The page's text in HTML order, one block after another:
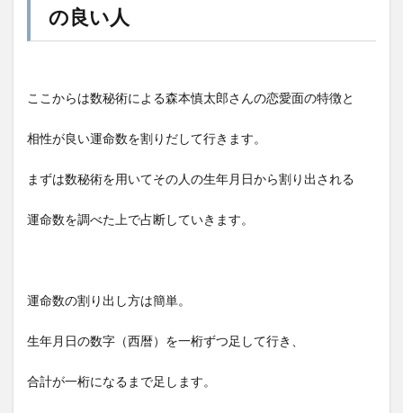
の良い人
ここからは数秘術による森本慎太郎さんの恋愛面の特徴と
相性が良い運命数を割りだして行きます。
まずは数秘術を用いてその人の生年月日から割り出される
運命数を調べた上で占断していきます。
運命数の割り出し方は簡単。
生年月日の数字（西暦）を一桁ずつ足して行き、
合計が一桁になるまで足します。